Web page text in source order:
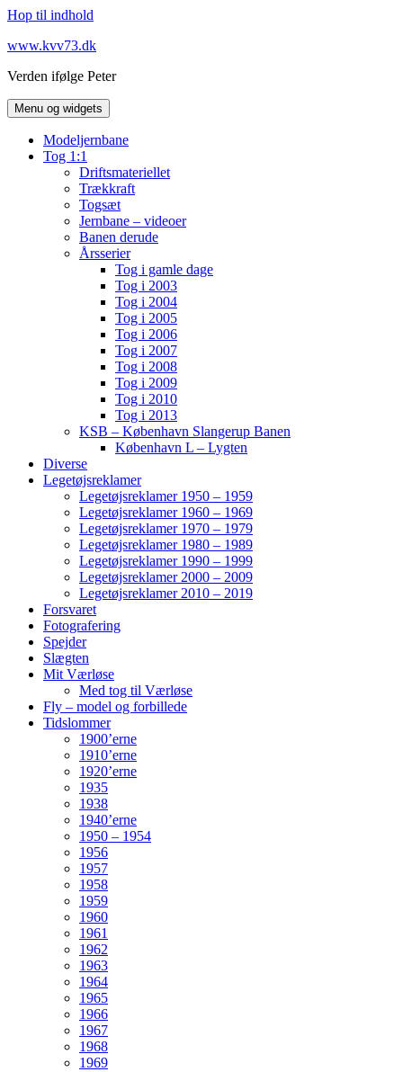
Hop til indhold
www.kvv73.dk
Verden ifølge Peter
Menu og widgets
Modeljernbane
Tog 1:1
Driftsmateriellet
Trækkraft
Togsæt
Jernbane – videoer
Banen derude
Årsserier
Tog i gamle dage
Tog i 2003
Tog i 2004
Tog i 2005
Tog i 2006
Tog i 2007
Tog i 2008
Tog i 2009
Tog i 2010
Tog i 2013
KSB – København Slangerup Banen
København L – Lygten
Diverse
Legetøjsreklamer
Legetøjsreklamer 1950 – 1959
Legetøjsreklamer 1960 – 1969
Legetøjsreklamer 1970 – 1979
Legetøjsreklamer 1980 – 1989
Legetøjsreklamer 1990 – 1999
Legetøjsreklamer 2000 – 2009
Legetøjsreklamer 2010 – 2019
Forsvaret
Fotografering
Spejder
Slægten
Mit Værløse
Med tog til Værløse
Fly – model og forbillede
Tidslommer
1900’erne
1910’erne
1920’erne
1935
1938
1940’erne
1950 – 1954
1956
1957
1958
1959
1960
1961
1962
1963
1964
1965
1966
1967
1968
1969